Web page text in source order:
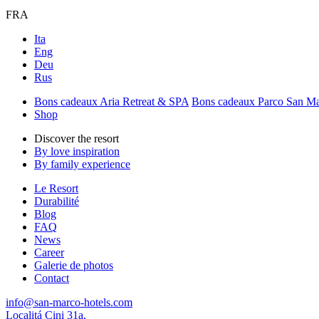
FRA
Ita
Eng
Deu
Rus
Bons cadeaux Aria Retreat & SPA Bons cadeaux Parco San
Shop
Discover the resort
By love inspiration
By family experience
Le Resort
Durabilité
Blog
FAQ
News
Career
Galerie de photos
Contact
info@san-marco-hotels.com
Localitá Cini 31a,